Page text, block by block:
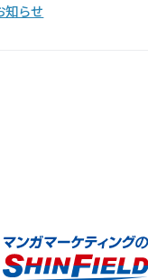
知らせ